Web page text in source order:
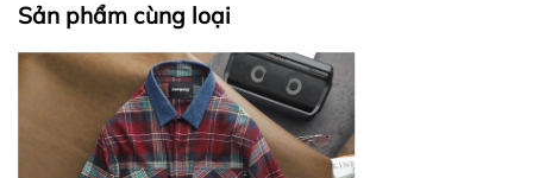
Bước 1:
Sản phẩm cùng loại